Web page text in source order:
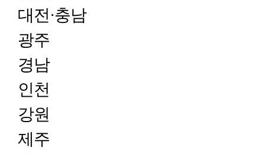
대전·충남
광주
경남
인천
강원
제주